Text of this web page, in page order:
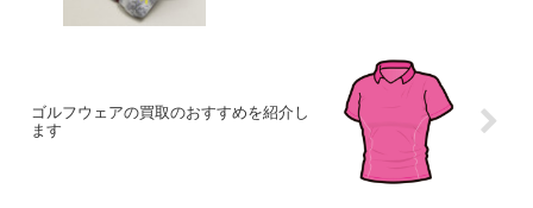
ゴルフウェアの買取のおすすめを紹介し
ます